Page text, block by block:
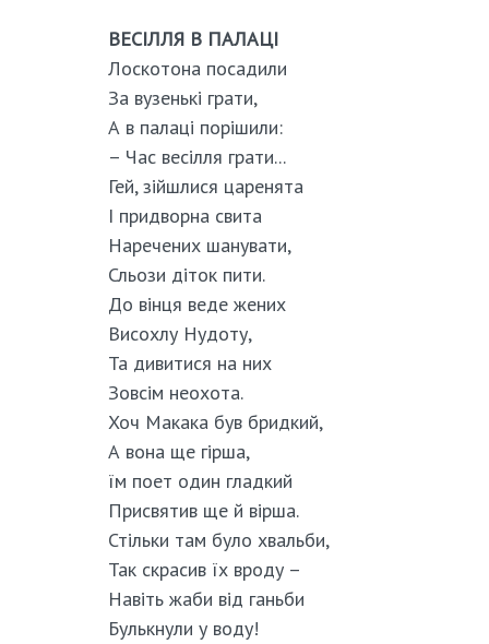
ВЕСІЛЛЯ В ПАЛАЦІ
Лоскотона посадили
За вузенькі грати,
А в палаці порішили:
– Час весілля грати...
Гей, зійшлися царенята
І придворна свита
Наречених шанувати,
Сльози діток пити.
До вінця веде жених
Висохлу Нудоту,
Та дивитися на них
Зовсім неохота.
Хоч Макака був бридкий,
А вона ще гірша,
їм поет один гладкий
Присвятив ще й вірша.
Стільки там було хвальби,
Так скрасив їх вроду –
Навіть жаби від ганьби
Булькнули у воду!